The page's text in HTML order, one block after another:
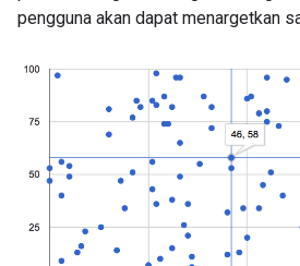
pengguna akan dapat menargetkan